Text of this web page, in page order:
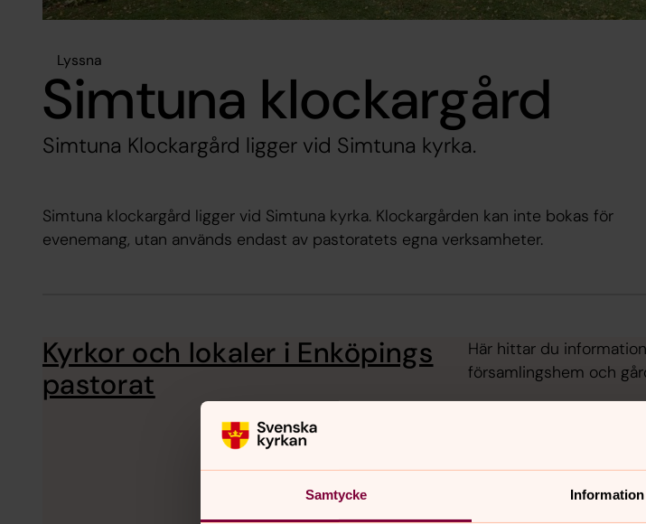
Samtycke Information
Lyssna
Simtuna klockargård
Simtuna Klockargård ligger vid Simtuna kyrka.
Simtuna klockargård ligger vid Simtuna kyrka. Klockargården kan inte bokas för
evenemang, utan används endast av pastoratets egna verksamheter.
Kyrkor och lokaler i Enköpings
pastorat
Här hittar du
församlingshem och